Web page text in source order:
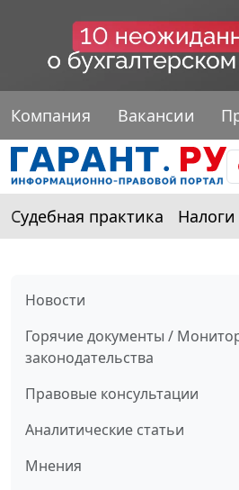
Компания Вакансии
Судебная практика Налоги
Новости
Горячие документы /
законодательства
Правовые консультации
Аналитические статьи
Мнения